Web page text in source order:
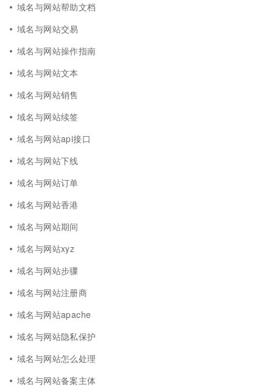
域名与网站帮助文档
域名与网站交易
域名与网站操作指南
域名与网站文本
域名与网站销售
域名与网站续签
域名与网站api接口
域名与网站下线
域名与网站订单
域名与网站香港
域名与网站期间
域名与网站xyz
域名与网站步骤
域名与网站注册商
域名与网站apache
域名与网站隐私保护
域名与网站怎么处理
域名与网站备案主体